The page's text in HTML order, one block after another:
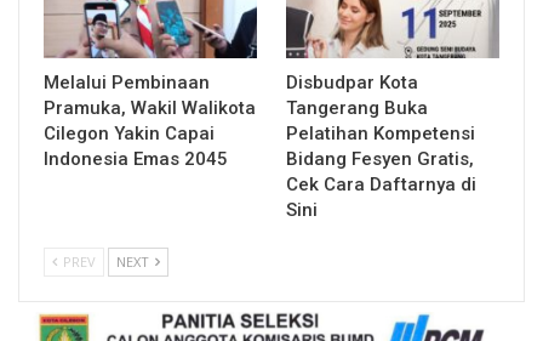
Melalui Pembinaan
Pramuka, Wakil Walikota
Cilegon Yakin Capai
Indonesia Emas 2045
Disbudpar Kota
Tangerang Buka
Pelatihan Kompetensi
Bidang Fesyen Gratis,
Cek Cara Daftarnya di
Sini
PREV NEXT